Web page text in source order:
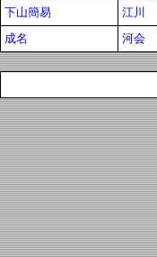
下山簡易
江川
成名
河会